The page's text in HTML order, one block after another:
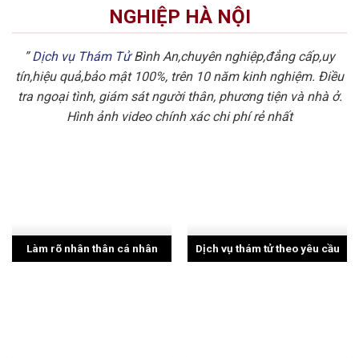
NGHIỆP HÀ NỘI
”Dịch vụ Thám TửBình An,chuyên nghiệp,đẳng cấp,uy
tín,hiệu quả,bảo mật 100%, trên 10 năm kinh nghiệm. Điều
tra ngoại tình, giám sát người thân, phương tiện và nhà ở.
Hình ảnh video chính xác chi phí rẻ nhất
Làm rõ nhân thân cá nhân Dịch vụ thám tử theo yêu cầu